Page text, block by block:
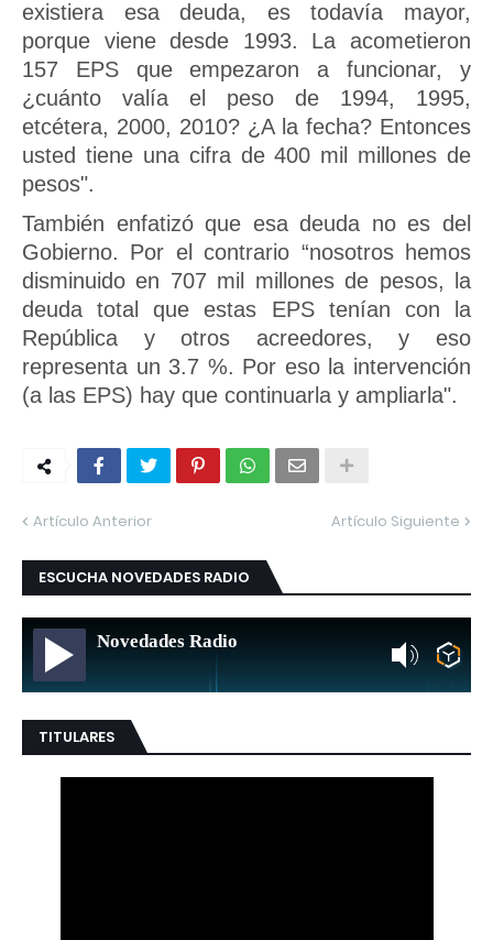
existiera esa deuda, es todavía mayor,
porque viene desde 1993. La acometieron
157 EPS que empezaron a funcionar, y
¿cuánto valía el peso de 1994, 1995,
etcétera, 2000, 2010? ¿A la fecha? Entonces
usted tiene una cifra de 400 mil millones de
pesos".
También enfatizó que esa deuda no es del
Gobierno. Por el contrario “nosotros hemos
disminuido en 707 mil millones de pesos, la
deuda total que estas EPS tenían con la
República y otros acreedores, y eso
representa un 3.7 %. Por eso la intervención
(a las EPS) hay que continuarla y ampliarla".
Artículo Anterior Artículo Siguiente
ESCUCHA NOVEDADES RADIO
Novedades Radio
TITULARES